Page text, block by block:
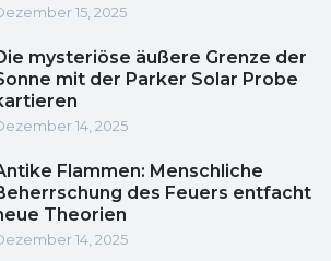
15, 2025
mysteriöse äußere Grenze der
mit der Parker Solar Probe
14, 2025
Flammen: Menschliche
des Feuers entfacht
Theorien
14, 2025